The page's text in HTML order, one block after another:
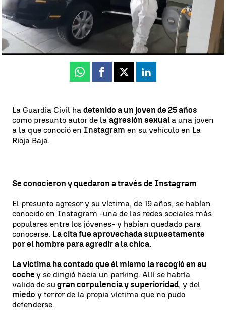
Antena 3 Noticias
Actualizado: 12 de noviembre de 2020, 17:00
Publicado: 12 de noviembre de 2020, 13:12
Whatsapp
Facebook
X Linkedin
La Guardia Civil ha detenido a un joven de 25 años
como presunto autor de la agresión sexual a una joven
a la que conoció en Instagram en su vehículo en La
Rioja Baja.
Se conocieron y quedaron a través de Instagram
El presunto agresor y su víctima, de 19 años, se habían
conocido en Instagram -una de las redes sociales más
populares entre los jóvenes- y habían quedado para
conocerse. La cita fue aprovechada supuestamente
por el hombre para agredir a la chica.
La víctima ha contado que él mismo la recogió en su
coche y se dirigió hacia un parking. Allí se habría
valido de sugran corpulencia y superioridad, y del
miedo y terror de la propia víctima que no pudo
defenderse.